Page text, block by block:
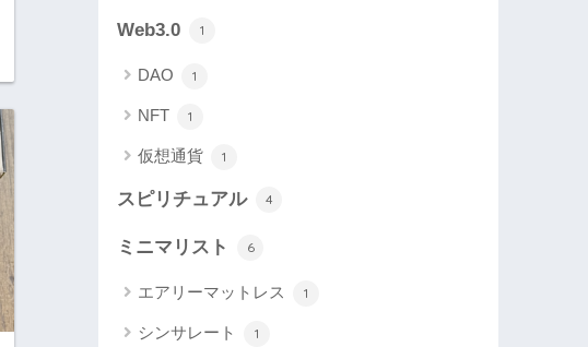
Web3.0 1
DAO 1
NFT 1
仮想通貨 1
スピリチュアル 4
ミニマリスト 6
エアリーマットレス 1
シンサレート 1